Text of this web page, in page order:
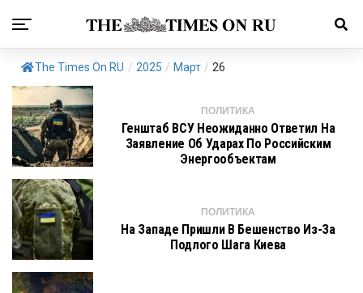
The Times On RU / 2025 / Март / 26
ПОЛИТИКА
Генштаб ВСУ Неожиданно Ответил На
Заявление Об Ударах По Российским
Энергообъектам
ПОЛИТИКА
На Западе Пришли В Бешенство Из-За
Подлого Шага Киева